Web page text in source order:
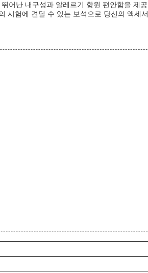
어난 내구성과 알레르기 항원 편안함을 제
시험에 견딜 수 있는 보석으로 당신의 액세